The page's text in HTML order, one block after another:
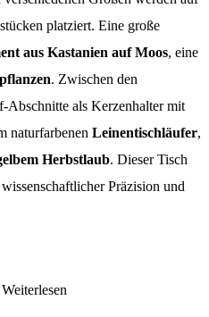
platziert. Eine große
aus Kastanien auf Moos, eine
. Zwischen den
Abschnitte als Kerzenhalter mit
naturfarbenen Leinentischläufer,
Herbstlaub. Dieser Tisch
Präzision und
Weiterlesen